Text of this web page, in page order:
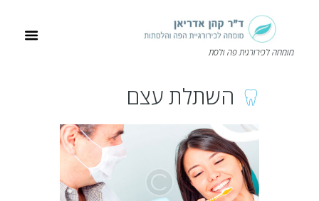
מומחה לכירורגית פה ולסת
השתלת עצם